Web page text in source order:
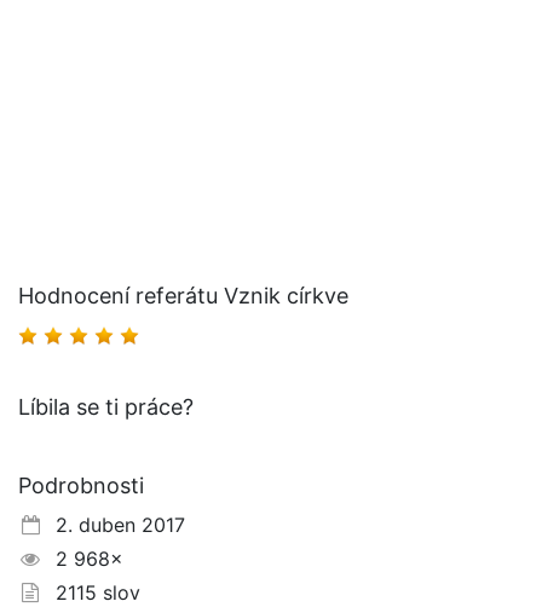
Hodnocení referátu Vznik církve
Líbila se ti práce?
Podrobnosti
2. duben 2017
2 968×
2115 slov